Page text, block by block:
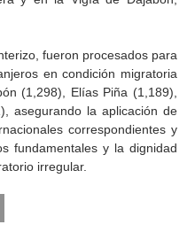
fueron procesados para
en condición migratoria
(1,298), Elías Piña (1,189),
asegurando la aplicación de
correspondientes y
fundamentales y la dignidad
irregular.